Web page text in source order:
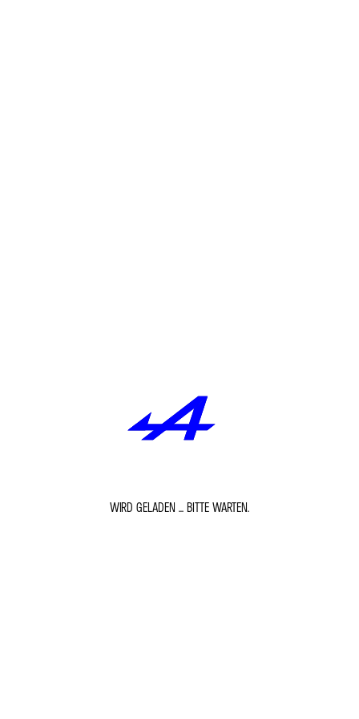
WIRD GELADEN ... BITTE WARTEN.